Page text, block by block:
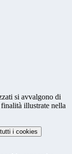
si avvalgono di
illustrate nella
i cookies